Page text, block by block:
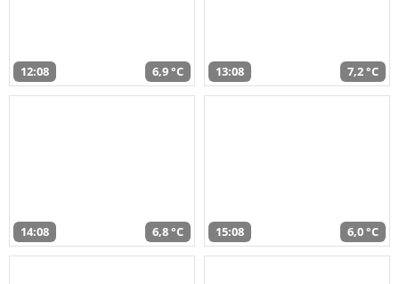
12:08 6,9 °C 13:08 7,2 °C
14:08 6,8 °C 15:08 6,0 °C